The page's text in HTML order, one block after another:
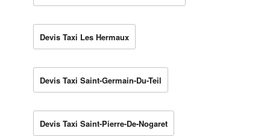
Devis Taxi Les Hermaux
Devis Taxi Saint-Germain-Du-Teil
Devis Taxi Saint-Pierre-De-Nogaret